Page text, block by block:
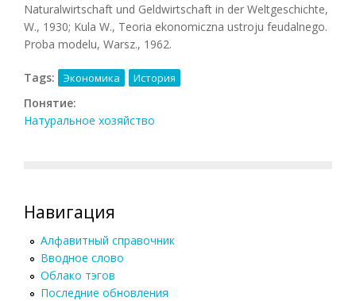
Naturalwirtschaft und Geldwirtschaft in der Weltgeschichte,
W., 1930; Kula W., Teoria ekonomiczna ustroju feudalnego.
Proba modelu, Warsz., 1962.
Tags: Экономика История
Понятие:
Натуральное хозяйство
Навигация
Алфавитный справочник
Вводное слово
Облако тэгов
Последние обновления